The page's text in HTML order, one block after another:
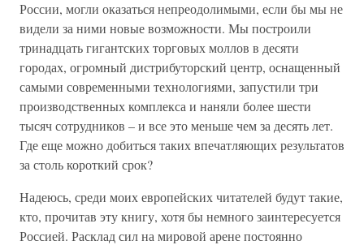
России, могли оказаться непреодолимыми, если бы мы не
видели за ними новые возможности. Мы построили
тринадцать гигантских торговых моллов в десяти
городах, огромный дистрибуторский центр, оснащенный
самыми современными технологиями, запустили три
производственных комплекса и наняли более шести
тысяч сотрудников – и все это меньше чем за десять лет.
Где еще можно добиться таких впечатляющих результатов
за столь короткий срок?
Надеюсь, среди моих европейских читателей будут такие,
кто, прочитав эту книгу, хотя бы немного заинтересуется
Россией. Расклад сил на мировой арене постоянно